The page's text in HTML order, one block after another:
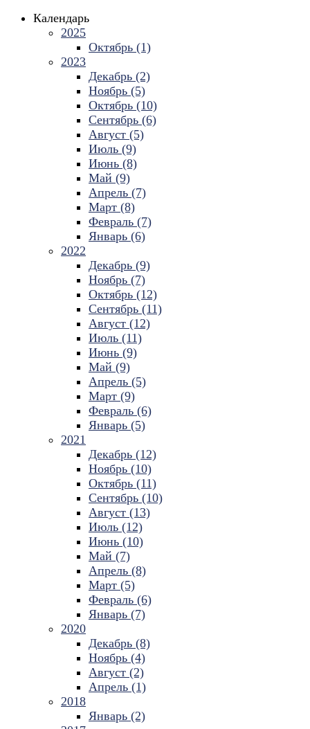
Календарь
2025
Октябрь (1)
2023
Декабрь (2)
Ноябрь (5)
Октябрь (10)
Сентябрь (6)
Август (5)
Июль (9)
Июнь (8)
Май (9)
Апрель (7)
Март (8)
Февраль (7)
Январь (6)
2022
Декабрь (9)
Ноябрь (7)
Октябрь (12)
Сентябрь (11)
Август (12)
Июль (11)
Июнь (9)
Май (9)
Апрель (5)
Март (9)
Февраль (6)
Январь (5)
2021
Декабрь (12)
Ноябрь (10)
Октябрь (11)
Сентябрь (10)
Август (13)
Июль (12)
Июнь (10)
Май (7)
Апрель (8)
Март (5)
Февраль (6)
Январь (7)
2020
Декабрь (8)
Ноябрь (4)
Август (2)
Апрель (1)
2018
Январь (2)